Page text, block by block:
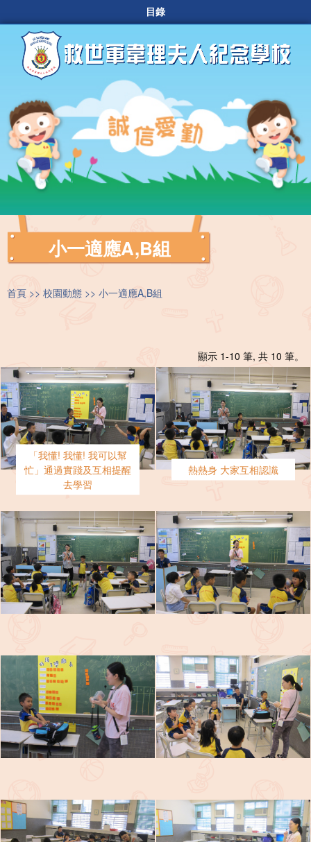
目錄
小一適應A,B組
首頁 校園動態 小一適應A,B組
顯示 1-10 筆, 共 10 筆。
「我懂! 我懂! 我可以幫
忙」通過實踐及互相提醒
去學習
熱熱身 大家互相認識